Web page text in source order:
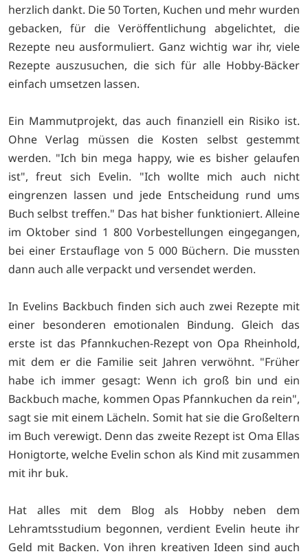
herzlich dankt. Die 50 Torten, Kuchen und mehr wurden
gebacken, für die Veröffentlichung abgelichtet, die
Rezepte neu ausformuliert. Ganz wichtig war ihr, viele
Rezepte auszusuchen, die sich für alle Hobby-Bäcker
einfach umsetzen lassen.
Ein Mammutprojekt, das auch finanziell ein Risiko ist.
Ohne Verlag müssen die Kosten selbst gestemmt
werden. "Ich bin mega happy, wie es bisher gelaufen
ist", freut sich Evelin. "Ich wollte mich auch nicht
eingrenzen lassen und jede Entscheidung rund ums
Buch selbst treffen." Das hat bisher funktioniert. Alleine
im Oktober sind 1 800 Vorbestellungen eingegangen,
bei einer Erstauflage von 5 000 Büchern. Die mussten
dann auch alle verpackt und versendet werden.
In Evelins Backbuch finden sich auch zwei Rezepte mit
einer besonderen emotionalen Bindung. Gleich das
erste ist das Pfannkuchen-Rezept von Opa Rheinhold,
mit dem er die Familie seit Jahren verwöhnt. "Früher
habe ich immer gesagt: Wenn ich groß bin und ein
Backbuch mache, kommen Opas Pfannkuchen da rein",
sagt sie mit einem Lächeln. Somit hat sie die Großeltern
im Buch verewigt. Denn das zweite Rezept ist Oma Ellas
Honigtorte, welche Evelin schon als Kind mit zusammen
mit ihr buk.
Hat alles mit dem Blog als Hobby neben dem
Lehramtsstudium begonnen, verdient Evelin heute ihr
Geld mit Backen. Von ihren kreativen Ideen sind auch